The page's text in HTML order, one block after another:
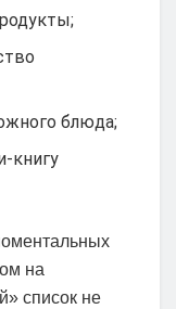
блюда;
книгу
на
список не